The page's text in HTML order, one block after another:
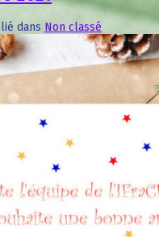
dans Non classé